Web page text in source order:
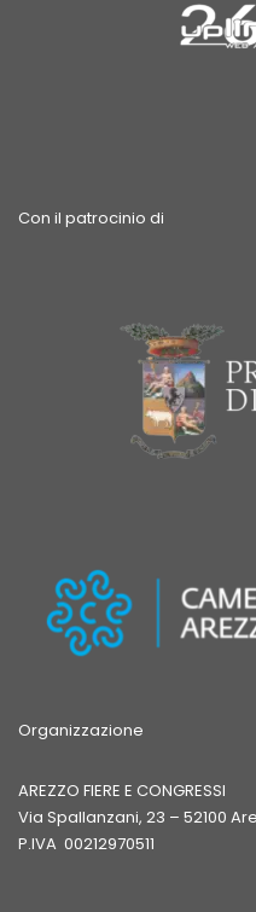
Con il patrocinio di
Organizzazione
AREZZO FIERE E CONGRESSI
Via Spallanzani, 23 – 52100
P.IVA 00212970511